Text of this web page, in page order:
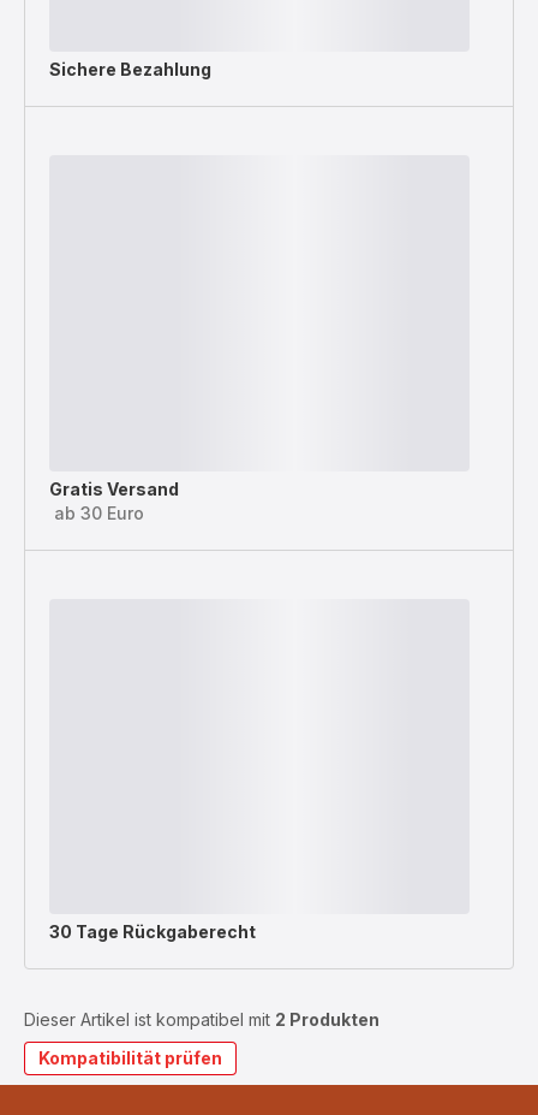
Sichere Bezahlung
Gratis Versand
ab 30 Euro
30 Tage Rückgaberecht
Dieser Artikel ist kompatibel mit 2 Produkten
Kompatibilität prüfen